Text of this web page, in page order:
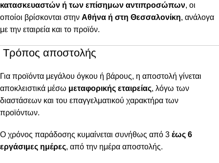
κατασκευαστών ή των επίσημων αντιπροσώπων, οι
οποίοι βρίσκονται στην Αθήνα ή στη Θεσσαλονίκη, ανάλογα
με την εταιρεία και το προϊόν.
Τρόπος αποστολής
Για προϊόντα μεγάλου όγκου ή βάρους, η αποστολή γίνεται
αποκλειστικά μέσω μεταφορικής εταιρείας, λόγω των
διαστάσεων και του επαγγελματικού χαρακτήρα των
προϊόντων.
Ο χρόνος παράδοσης κυμαίνεται συνήθως από 3 έως 6
εργάσιμες ημέρες, από την ημέρα αποστολής.